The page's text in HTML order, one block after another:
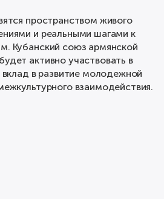
пространством живого
и реальными шагами к
Кубанский союз армянской
активно участвовать в
вклад в развитие молодежной
взаимодействия.